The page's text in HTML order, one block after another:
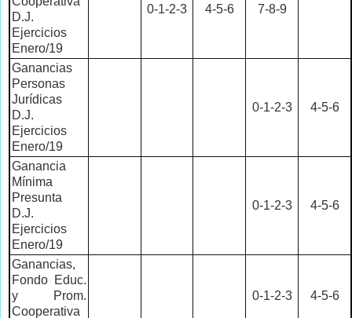
D.J.
Ejercicios
Enero/19
0-1-2-3 4-5-6 7-8-9
Ganancias
Personas
Jurídicas
D.J.
Ejercicios
Enero/19
0-1-2-3 4-5-6
Ganancia
Mínima
Presunta
D.J.
Ejercicios
Enero/19
0-1-2-3 4-5-6
Ganancias,
Fondo Educ.
y Prom.
Cooperativa
0-1-2-3 4-5-6